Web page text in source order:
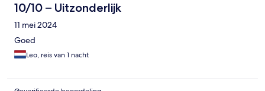
10/10 – Uitzonderlijk
11 mei 2024
Goed
Leo, reis van 1 nacht